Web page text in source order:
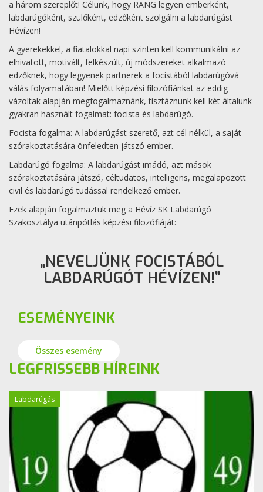
a három szereplőt! Célunk, hogy RANG legyen emberként,
labdarúgóként, szülőként, edzőként szolgálni a labdarúgást
Hévízen!
A gyerekekkel, a fiatalokkal napi szinten kell kommunikálni az
elhivatott, motivált, felkészült, új módszereket alkalmazó
edzőknek, hogy legyenek partnerek a focistából labdarúgóvá
válás folyamatában! Mielőtt képzési filozófiánkat az eddig
vázoltak alapján megfogalmaznánk, tisztáznunk kell két általunk
gyakran használt fogalmat: focista és labdarúgó.
Focista fogalma: A labdarúgást szerető, azt cél nélkül, a saját
szórakoztatására önfeledten játszó ember.
Labdarúgó fogalma: A labdarúgást imádó, azt mások
szórakoztatására játszó, céltudatos, intelligens, megalapozott
civil és labdarúgó tudással rendelkező ember.
Ezek alapján fogalmaztuk meg a Hévíz SK Labdarúgó
Szakosztálya utánpótlás képzési filozófiáját:
„NEVELJÜNK FOCISTÁBÓL
LABDARÚGÓT HÉVÍZEN!”
ESEMÉNYEINK
Összes esemény
LEGFRISSEBB HÍREINK
Labdarúgás